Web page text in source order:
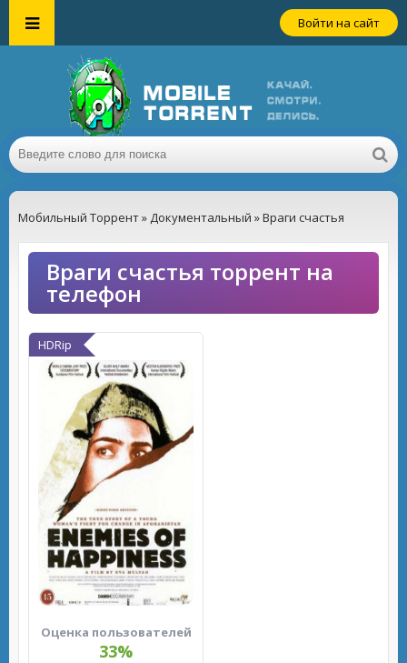
Войти на сайт
Мобильный Торрент» Документальный » Враги счастья
Враги счастья торрент на
телефон
HDRip
Оценка пользователей
33%